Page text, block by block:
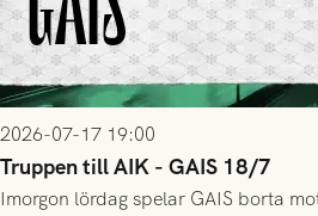
2026-07-17 19:00
Truppen till AIK - GAIS 18/7
Imorgon lördag spelar GAIS borta